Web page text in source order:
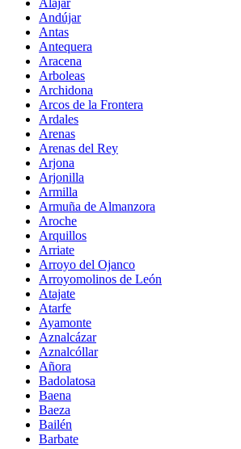
Andújar
Antas
Antequera
Aracena
Arboleas
Archidona
Arcos de la Frontera
Ardales
Arenas
Arenas del Rey
Arjona
Arjonilla
Armilla
Armuña de Almanzora
Aroche
Arquillos
Arriate
Arroyo del Ojanco
Arroyomolinos de León
Atajate
Atarfe
Ayamonte
Aznalcázar
Aznalcóllar
Añora
Badolatosa
Baena
Baeza
Bailén
Barbate